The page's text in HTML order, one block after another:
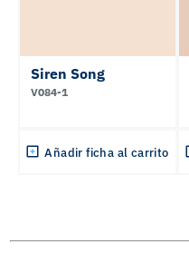
Siren Song
V084-1
Añadir ficha al carrito